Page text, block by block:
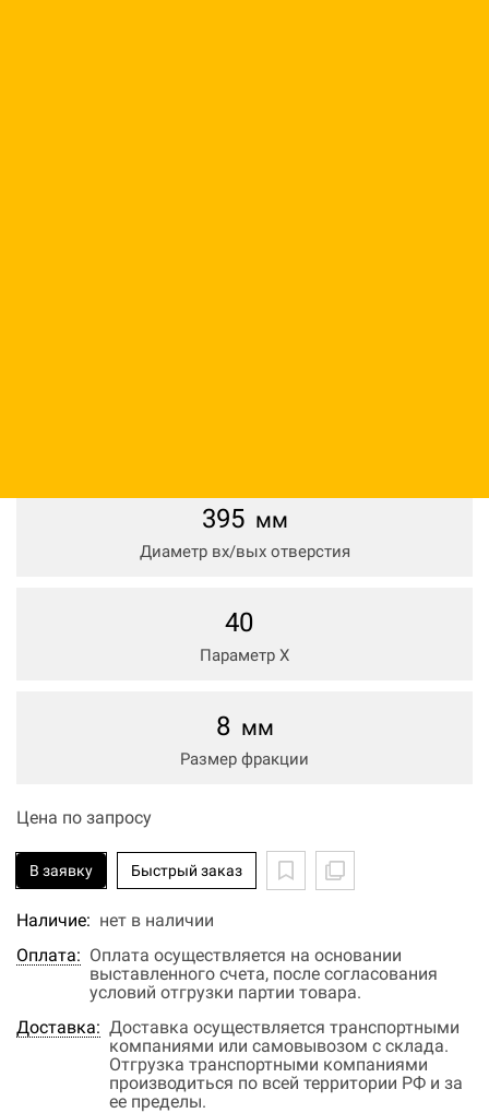
395 мм
Диаметр вх/вых отверстия
40
Параметр Х
8 мм
Размер фракции
Цена по запросу
В заявку Быстрый заказ
Наличие: нет в наличии
Оплата: Оплата осуществляется на основании
выставленного счета, после согласования
условий отгрузки партии товара.
Доставка: Доставка осуществляется транспортными
компаниями или самовывозом с склада.
Отгрузка транспортными компаниями
производиться по всей территории РФ и за
ее пределы.